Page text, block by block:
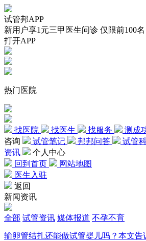
试管邦APP
新用户享1元三甲医生问诊 仅限前100名
打开APP
热门医院
找医院 找医生 找服务 测成
咨询
试管笔记 邦邦问答 试管
资讯
个人中心
回到首页
网站地图
医生入驻
返回
新闻资讯
全部 试管资讯 媒体报道 不孕不育
输卵管结扎还能做试管婴儿吗？本文告